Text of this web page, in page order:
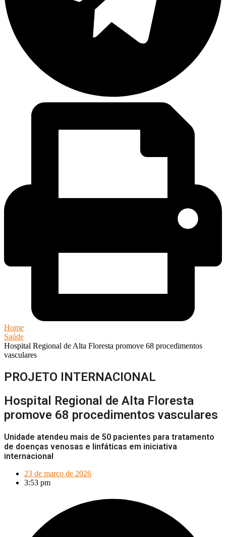
Home
Saúde
Hospital Regional de Alta Floresta promove 68 procedimentos
vasculares
PROJETO INTERNACIONAL
Hospital Regional de Alta Floresta
promove 68 procedimentos vasculares
Unidade atendeu mais de 50 pacientes para tratamento
de doenças venosas e linfáticas em iniciativa
internacional
23 de março de 2026
3:53 pm